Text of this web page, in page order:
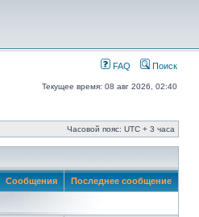
FAQ Поиск
Текущее время: 08 авг 2026, 02:40
Часовой пояс: UTC + 3 часа
Сообщения Последнее сообщение